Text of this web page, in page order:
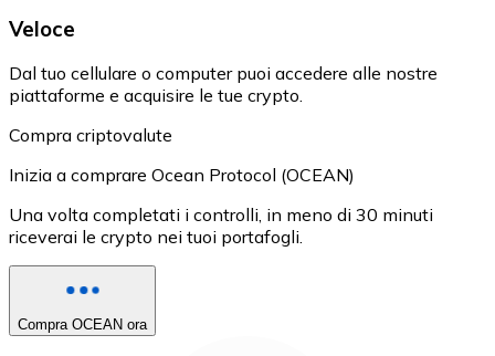
Veloce
Dal tuo cellulare o computer puoi accedere alle nostre
piattaforme e acquisire le tue crypto.
Compra criptovalute
Inizia a comprare Ocean Protocol (OCEAN)
Una volta completati i controlli, in meno di 30 minuti
riceverai le crypto nei tuoi portafogli.
Compra OCEAN ora